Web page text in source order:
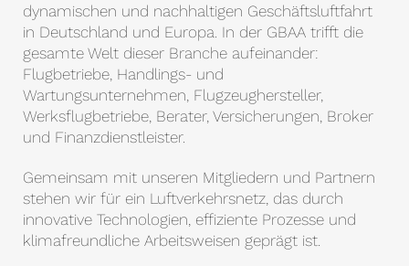
dynamischen und nachhaltigen Geschäftsluftfahrt
in Deutschland und Europa. In der GBAA trifft die
gesamte Welt dieser Branche aufeinander:
Flugbetriebe, Handlings- und
Wartungsunternehmen, Flugzeughersteller,
Werksflugbetriebe, Berater, Versicherungen, Broker
und Finanzdienstleister.
Gemeinsam mit unseren Mitgliedern und Partnern
stehen wir für ein Luftverkehrsnetz, das durch
innovative Technologien, effiziente Prozesse und
klimafreundliche Arbeitsweisen geprägt ist.